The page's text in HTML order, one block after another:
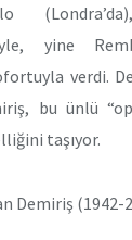
yine
verdi.
bu ünlü
taşıyor.
Demiriş (1942-